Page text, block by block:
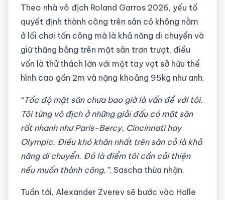
Theo nhà vô địch Roland Garros 2026, yếu tố
quyết định thành công trên sân cỏ không nằm
ở lối chơi tấn công mà là khả năng di chuyển và
giữ thăng bằng trên mặt sân trơn trượt, điều
vốn là thử thách lớn với một tay vợt sở hữu thể
hình cao gần 2m và nặng khoảng 95kg như anh.
“Tốc độ mặt sân chưa bao giờ là vấn đề với tôi.
Tôi từng vô địch ở những giải đấu có mặt sân
rất nhanh như Paris-Bercy, Cincinnati hay
Olympic. Điều khó khăn nhất trên sân cỏ là khả
năng di chuyển. Đó là điểm tôi cần cải thiện
nếu muốn thành công.”, Sascha thừa nhận.
Tuần tới, Alexander Zverev sẽ bước vào Halle